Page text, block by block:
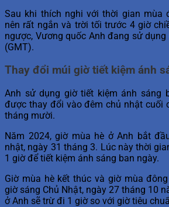
Sau khi thích nghi với thời gian mùa
nên rất ngắn và trời tối trước 4 giờ
ngược, Vương quốc Anh đang sử dụng
(GMT).
Thay đổi múi giờ tiết kiệm ánh
Anh sử dụng giờ tiết kiệm ánh sáng
được thay đổi vào đêm chủ nhật cuối
tháng mười.
Năm 2024, giờ mùa hè ở Anh bắt
nhật, ngày 31 tháng 3. Lúc này thời
1 giờ để tiết kiệm ánh sáng ban ngày.
Giờ mùa hè kết thúc và giờ mùa
giờ sáng Chủ Nhật, ngày 27 tháng 10
ở Anh sẽ trừ đi 1 giờ so với giờ tiêu